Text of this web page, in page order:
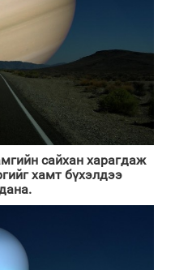
сайхан харагдаж
хамт бүхэлдээ